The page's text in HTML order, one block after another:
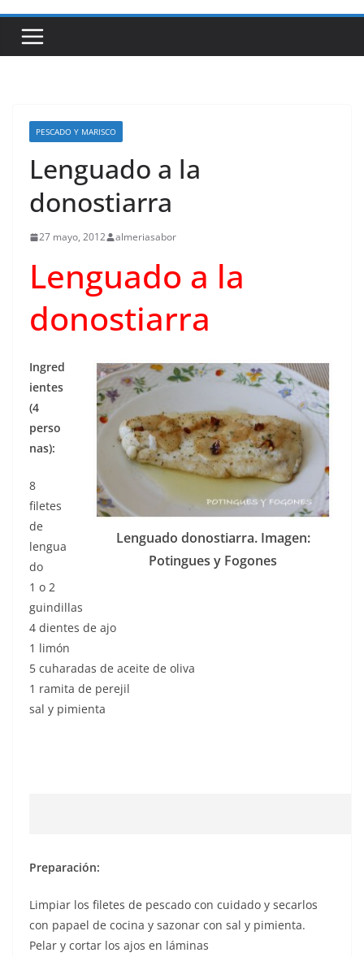
PESCADO Y MARISCO
Lenguado a la
donostiarra
27 mayo, 2012 almeriasabor
Lenguado a la
donostiarra
Lenguado donostiarra. Imagen:
Potingues y Fogones
Ingred
ientes
(4
perso
nas):
8
filetes
de
lengua
do
1 o 2
guindillas
4 dientes de ajo
1 limón
5 cuharadas de aceite de oliva
1 ramita de perejil
sal y pimienta
Preparación:
Limpiar los filetes de pescado con cuidado y secarlos
con papael de cocina y sazonar con sal y pimienta.
Pelar y cortar los ajos en láminas